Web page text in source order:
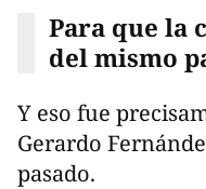
Para que la
del mismo
Y eso fue
Gerardo
pasado.